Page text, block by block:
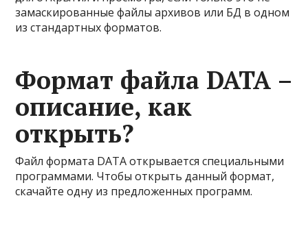
замаскированные файлы архивов или БД в одном
из стандартных форматов.
Формат файла DATA –
описание, как
открыть?
Файл формата DATA открывается специальными
программами. Чтобы открыть данный формат,
скачайте одну из предложенных программ.